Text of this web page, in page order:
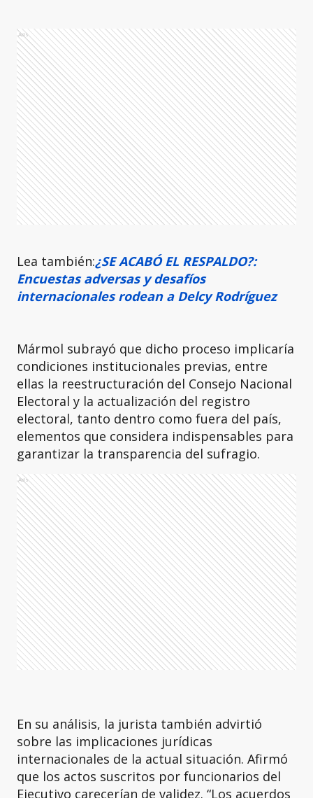
Ads
Lea también:¿SE ACABÓ EL RESPALDO?:
Encuestas adversas y desafíos
internacionales rodean a Delcy Rodríguez
Mármol subrayó que dicho proceso implicaría
condiciones institucionales previas, entre
ellas la reestructuración del Consejo Nacional
Electoral y la actualización del registro
electoral, tanto dentro como fuera del país,
elementos que considera indispensables para
garantizar la transparencia del sufragio.
Ads
En su análisis, la jurista también advirtió
sobre las implicaciones jurídicas
internacionales de la actual situación. Afirmó
que los actos suscritos por funcionarios del
Ejecutivo carecerían de validez. “Los acuerdos